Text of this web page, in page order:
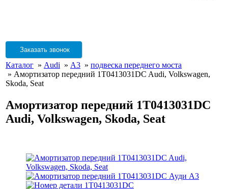
Заказать звонок
Каталог » Audi » A3 » подвеска переднего моста
» Амортизатор передний 1T0413031DC Audi, Volkswagen,
Skoda, Seat
Амортизатор передний 1T0413031DC
Audi, Volkswagen, Skoda, Seat